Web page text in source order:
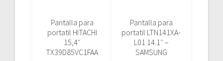
Pantalla para
portatil HITACHI
15,4″
TX39D85VC1FAA
Pantalla para
portatil LTN141XA-
L01 14.1″ –
SAMSUNG